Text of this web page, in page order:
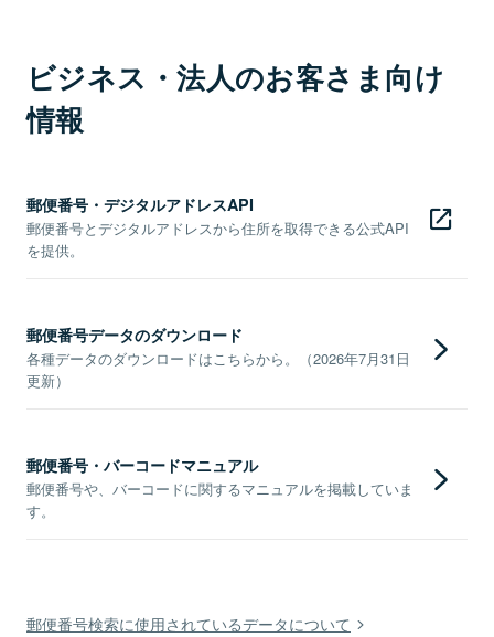
ビジネス・法人のお客さま向け
情報
郵便番号・デジタルアドレスAPI
郵便番号とデジタルアドレスから住所を取得できる公式API
を提供。
郵便番号データのダウンロード
各種データのダウンロードはこちらから。（2026年7月31日
更新）
郵便番号・バーコードマニュアル
郵便番号や、バーコードに関するマニュアルを掲載していま
す。
郵便番号検索に使用されているデータについて